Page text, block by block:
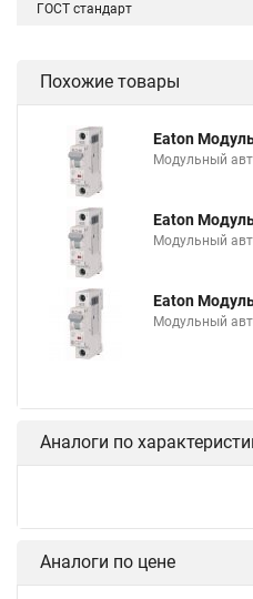
ГОСТ стандарт
Похожие товары
Eaton
Модульный
Eaton
Модульный
Eaton
Модульный
Аналоги по
Аналоги по цене